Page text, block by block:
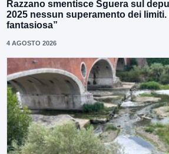
Razzano smentisce Sguera sul
2025 nessun superamento dei
fantasiosa”
4 AGOSTO 2026